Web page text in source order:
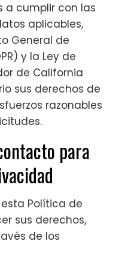
a cumplir con las
aplicables,
General de
y la Ley de
de California
sus derechos de
razonables
para
Política de
sus derechos,
de los